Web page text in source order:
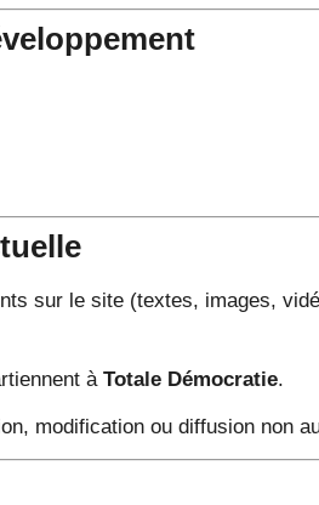
sur le site (textes, images,
àTotale Démocratie.
modification ou diffusion non